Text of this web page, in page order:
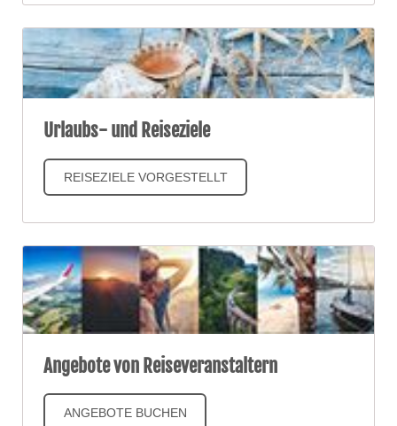
Urlaubs- und Reiseziele
REISEZIELE VORGESTELLT
Angebote von Reiseveranstaltern
ANGEBOTE BUCHEN